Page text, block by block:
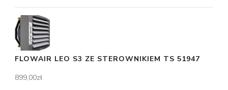
FLOWAIR LEO S3 ZE STEROWNIKIEM TS 51947
899,00zł